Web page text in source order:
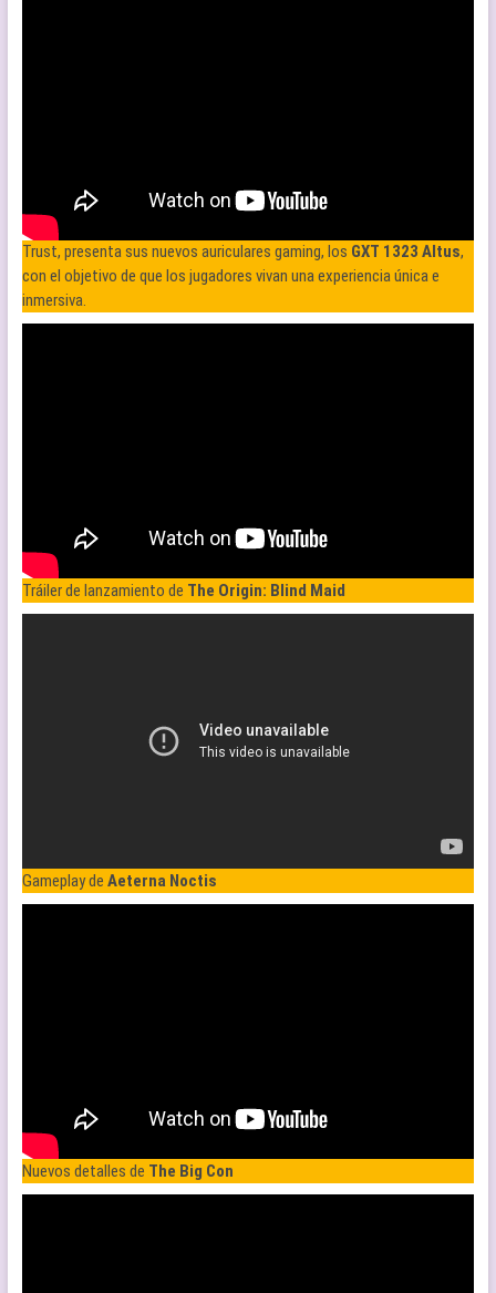
Trust, presenta sus nuevos auriculares gaming, los GXT 1323 Altus,
con el objetivo de que los jugadores vivan una experiencia única e
inmersiva.
Tráiler de lanzamiento de The Origin: Blind Maid
Gameplay de Aeterna Noctis
Nuevos detalles de The Big Con